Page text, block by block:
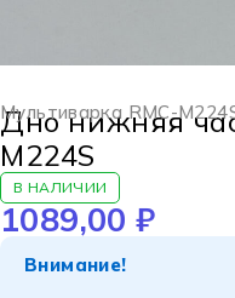
Мультиварка RMC-
Дно нижняя
M224S
В НАЛИЧИИ
1089,00 ₽
Внимание!